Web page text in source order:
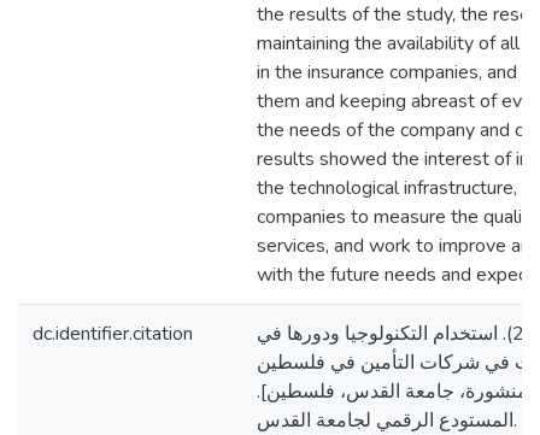
the results of the study, the
maintaining the availability of all
in the insurance companies, and
them and keeping abreast of
the needs of the company and
results showed the interest of
the technological infrastructure,
companies to measure the
services, and work to improve
with the future needs and
dc.identifier.citation
حجة، أنس عدنان. (2023). استخدام التكنولوجيا ودورها في
في شركات التأمين في فلسطين
منشورة، جامعة القدس، فلسطين].
المستودع الرقمي لجامعة القدس. https://arab-